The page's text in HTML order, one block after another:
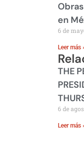
en
6 de
Leer más
THE
6 de
Leer más